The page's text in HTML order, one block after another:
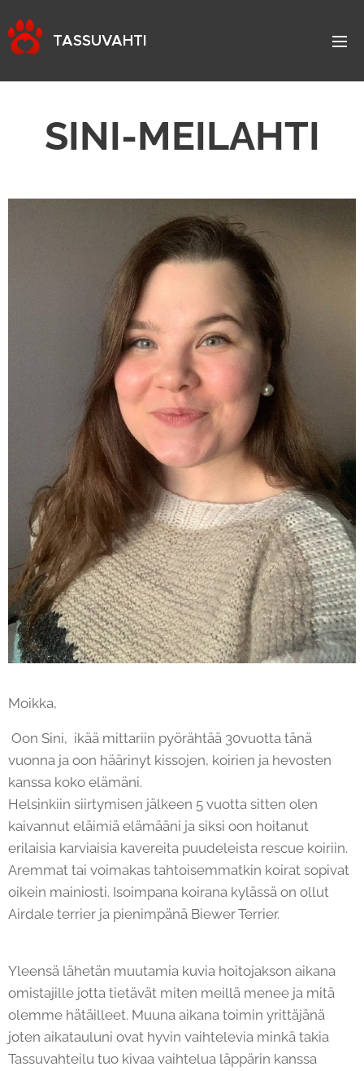
TASSUVAHTI
SINI-MEILAHTI
Moikka,
Oon Sini, ikää mittariin pyörähtää 30vuotta tänä
vuonna ja oon häärinyt kissojen, koirien ja hevosten
kanssa koko elämäni.
Helsinkiin siirtymisen jälkeen 5 vuotta sitten olen
kaivannut eläimiä elämääni ja siksi oon hoitanut
erilaisia karviaisia kavereita puudeleista rescue koiriin.
Aremmat tai voimakas tahtoisemmatkin koirat sopivat
oikein mainiosti. Isoimpana koirana kylässä on ollut
Airdale terrier ja pienimpänä Biewer Terrier.
Yleensä lähetän muutamia kuvia hoitojakson aikana
omistajille jotta tietävät miten meillä menee ja mitä
olemme hätäilleet. Muuna aikana toimin yrittäjänä
joten aikatauluni ovat hyvin vaihtelevia minkä takia
Tassuvahteilu tuo kivaa vaihtelua läppärin kanssa